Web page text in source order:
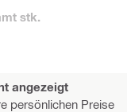
stk.
angezeigt
persönlichen Preise